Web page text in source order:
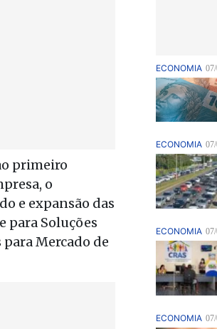
primeiro
o
e expansão das
para Soluções
para Mercado de